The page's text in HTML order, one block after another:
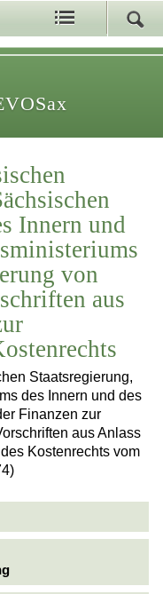
Innern und
von
aus
Staatsregierung,
des Innern und des
Finanzen zur
aus Anlass
Kostenrechts vom